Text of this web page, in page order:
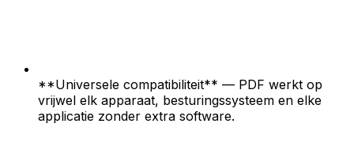
**Universele compatibiliteit** — PDF werkt op
vrijwel elk apparaat, besturingssysteem en elke
applicatie zonder extra software.